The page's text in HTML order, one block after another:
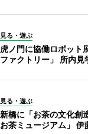
見る・遊ぶ
虎ノ門に協働ロボット
ファクトリー」 所内見
見る・遊ぶ
新橋に「お茶の文化創
お茶ミュージアム」 伊